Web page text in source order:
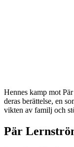
Hennes kamp mot
deras berättelse, en
vikten av familj och
Pär